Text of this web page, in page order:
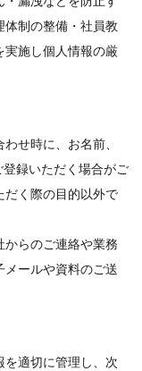
体制の整備・社員教
実施し個人情報の厳
せ時に、お名前、
録いただく場合がご
だく際の目的以外で
からのご連絡や業務
ールや資料のご送
を適切に管理し、次